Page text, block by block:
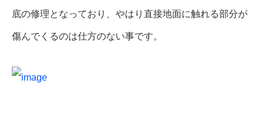
底の修理となっており、やはり直接地面に触れる部分が
傷んでくるのは仕方のない事です。